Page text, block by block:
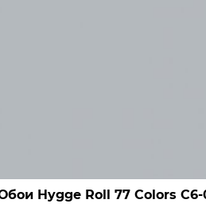
Hygge Roll 77 Colors C6-